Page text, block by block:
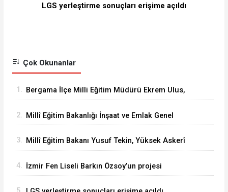
LGS yerleştirme sonuçları erişime açıldı
Çok Okunanlar
1. Bergama İlçe Milli Eğitim Müdürü Ekrem Ulus,
çalışmaları inceledi
2. Millî Eğitim Bakanlığı İnşaat ve Emlak Genel
İncelemelerde Bulundu
3. Millî Eğitim Bakanı Yusuf Tekin, Yüksek Askerî
4. İzmir Fen Liseli Barkın Özsoy’un projesi